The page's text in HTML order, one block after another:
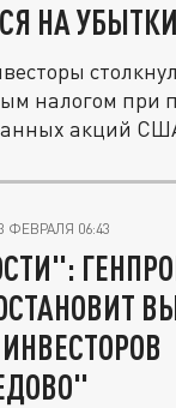
НА УБЫТКИ
налогом при
акций
ФЕВРАЛЯ 06:43